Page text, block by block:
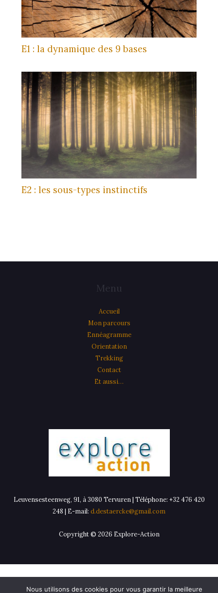
E1 : la dynamique des 9 bases
E2 : les sous-types instinctifs
Menu
Accueil
Mon parcours
Ennéagramme
Orientation
Trekking
Contact
Et aussi…
Leuvensesteenweg, 91, à 3080 Tervuren | Téléphone: +32 476 420
248 | E-mail: d.destaercke@gmail.com
Copyright © 2026 Explore-Action
Nous utilisons des cookies pour vous garantir la meilleure